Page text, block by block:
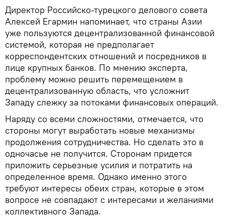
Директор Российско-турецкого делового совета
Алексей Егармин напоминает, что страны Азии
уже пользуются децентрализованной финансовой
системой, которая не предполагает
корреспондентских отношений и посредников в
лице крупных банков. По мнению эксперта,
проблему можно решить перемещением в
децентрализованную область, что усложнит
Западу слежку за потоками финансовых операций.
Наряду со всеми сложностями, отмечается, что
стороны могут выработать новые механизмы
продолжения сотрудничества. Но сделать это в
одночасье не получится. Сторонам придется
приложить серьезные усилия и потратить на
определенное время. Однако именно этого
требуют интересы обеих стран, которые в этом
вопросе не совпадают с интересами и желаниями
коллективного Запада.